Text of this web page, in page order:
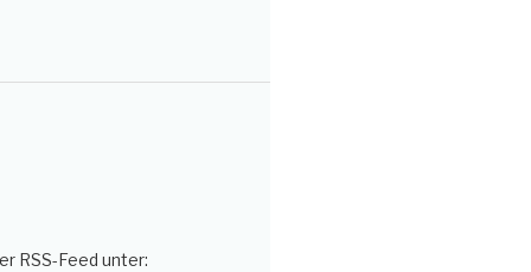
RSS-Feed unter: